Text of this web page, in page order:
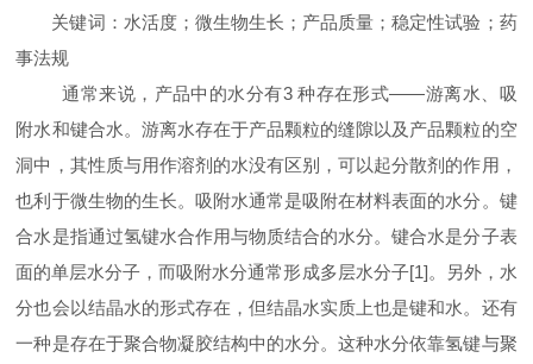
关键词 ：水活度；微生物生长；产品质量；稳定性试验；药
事法规
通常来说，产品中的水分有3种存在形式——游离水、吸
附水和键合水。游离水存在于产品颗粒的缝隙以及产品颗粒的空
洞中，其性质与用作溶剂的水没有区别，可以起分散剂的作用，
也利于微生物的生长。吸附水通常是吸附在材料表面的水分。键
合水是指通过氢键水合作用与物质结合的水分。键合水是分子表
面的单层水分子，而吸附水分通常形成多层水分子[1]。另外，水
分也会以结晶水的形式存在，但结晶水实质上也是键和水。还有
一种是存在于聚合物凝胶结构中的水分。这种水分依靠氢键与聚